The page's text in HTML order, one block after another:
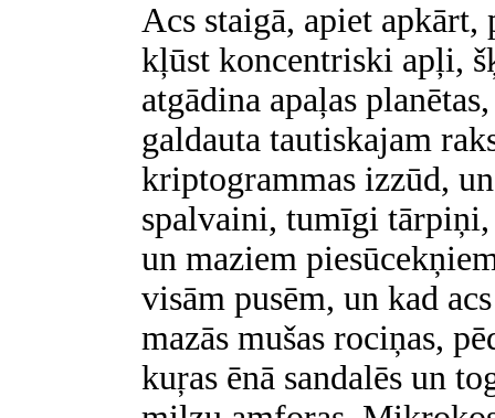
Acs staigā, apiet
kļūst koncentriski apļi,
atgādina apaļas
galdauta tautiskajam
kriptogrammas izzūd,
spalvaini, tumīgi
un maziem
visām pusēm, un kad
mazās mušas rociņas,
kuŗas ēnā sandalēs un